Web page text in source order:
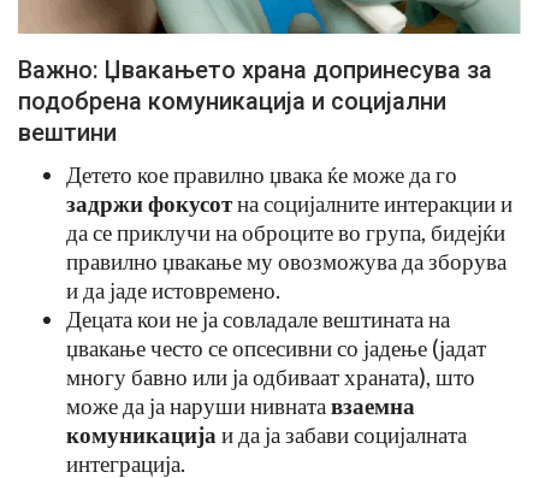
Важно: Џвакањето храна допринесува за
подобрена комуникација и социјални
вештини
Детето кое правилно џвака ќе може да го
задржи фокусотна социјалните интеракции и
да се приклучи на оброците во група, бидејќи
правилно џвакање му овозможува да зборува
и да јаде истовремено.
Децата кои не ја совладале вештината на
џвакање често се опсесивни со јадење (јадат
многу бавно или ја одбиваат храната), што
може да ја наруши нивната взаемна
комуникација и да ја забави социјалната
интеграција.